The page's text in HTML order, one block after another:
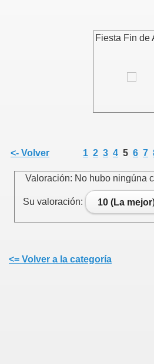
Fiesta Fin de
<- Volver 1 2 3 4 5 6 7
Valoración: No hubo ningúna
Su valoración: 10 (La
<= Volver a la categoría